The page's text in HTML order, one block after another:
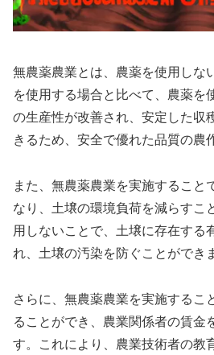
無農薬農業とは、農薬を使用しな
を使用する場合と比べて、農薬を
の生産性が改善され、安定した収
きるため、安全で優れた品質の農
また、無農薬農業を実施すること
なり、土壌の環境負荷を減らすこ
用しないことで、土壌に存在する
れ、土壌の汚染を防ぐことができ
さらに、無農薬農業を実施するこ
ることができ、農業関係者の賃金
す。これにより、農業技術者の教